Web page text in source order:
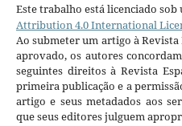
Este trabalho está licenciado sob
Attribution 4.0 International
Ao submeter um artigo à Revista
aprovado, os autores
seguintes direitos à Revista
primeira publicação e a
artigo e seus metadados aos
que seus editores julguem